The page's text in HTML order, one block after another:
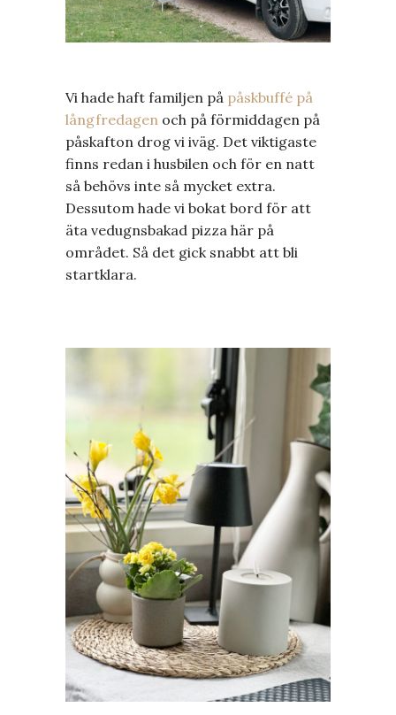
Vi hade haft familjen på påskbuffé på
långfredagen och på förmiddagen på
påskafton drog vi iväg. Det viktigaste
finns redan i husbilen och för en natt
så behövs inte så mycket extra.
Dessutom hade vi bokat bord för att
äta vedugnsbakad pizza här på
området. Så det gick snabbt att bli
startklara.